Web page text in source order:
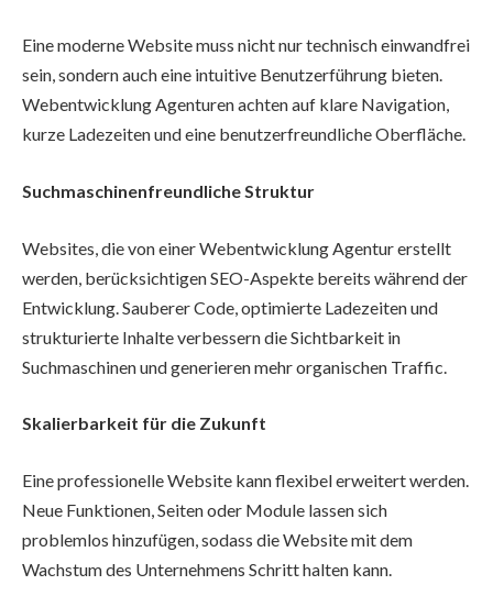
Eine moderne Website muss nicht nur technisch einwandfrei
sein, sondern auch eine intuitive Benutzerführung bieten.
Webentwicklung Agenturen achten auf klare Navigation,
kurze Ladezeiten und eine benutzerfreundliche Oberfläche.
Suchmaschinenfreundliche Struktur
Websites, die von einer Webentwicklung Agentur erstellt
werden, berücksichtigen SEO-Aspekte bereits während der
Entwicklung. Sauberer Code, optimierte Ladezeiten und
strukturierte Inhalte verbessern die Sichtbarkeit in
Suchmaschinen und generieren mehr organischen Traffic.
Skalierbarkeit für die Zukunft
Eine professionelle Website kann flexibel erweitert werden.
Neue Funktionen, Seiten oder Module lassen sich
problemlos hinzufügen, sodass die Website mit dem
Wachstum des Unternehmens Schritt halten kann.